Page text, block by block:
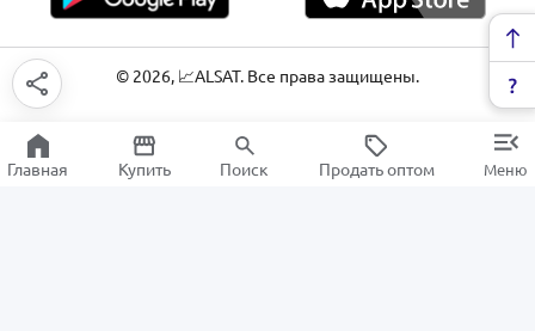
© 2026, 📈ALSAT. Все права защищены.
Главная Купить Поиск Продать оптом Меню